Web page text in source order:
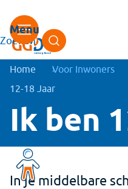
Zoeken
Kruimelpad
Home Voor Inwoners
12-18 Jaar
Ik ben
In je middelbare